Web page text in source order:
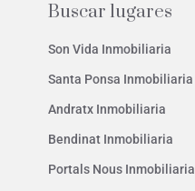
Buscar lugares
Son Vida Inmobiliaria
Santa Ponsa Inmobiliaria
Andratx Inmobiliaria
Bendinat Inmobiliaria
Portals Nous Inmobiliaria